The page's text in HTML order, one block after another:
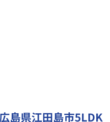
島県江田島市5LDK